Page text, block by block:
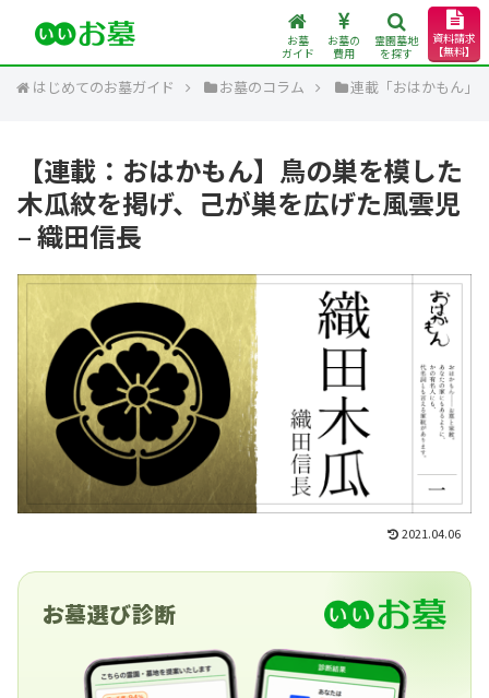
お墓
ガイド
お墓の
費用
霊園墓地
を探す
資料請求
【無料】
はじめてのお墓ガイド お墓のコラム 連載「おはかもん」
【連載：おはかもん】鳥の巣を模した
木瓜紋を掲げ、己が巣を広げた風雲児
– 織田信長
2021.04.06
お墓選び診断